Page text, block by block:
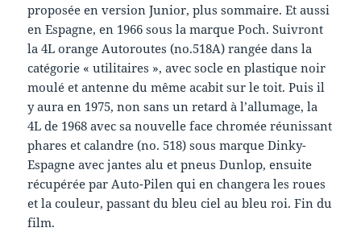
proposée en version Junior, plus sommaire. Et aussi
en Espagne, en 1966 sous la marque Poch. Suivront
la 4L orange Autoroutes (no.518A) rangée dans la
catégorie « utilitaires », avec socle en plastique noir
moulé et antenne du même acabit sur le toit. Puis il
y aura en 1975, non sans un retard à l’allumage, la
4L de 1968 avec sa nouvelle face chromée réunissant
phares et calandre (no. 518) sous marque Dinky-
Espagne avec jantes alu et pneus Dunlop, ensuite
récupérée par Auto-Pilen qui en changera les roues
et la couleur, passant du bleu ciel au bleu roi. Fin du
film.